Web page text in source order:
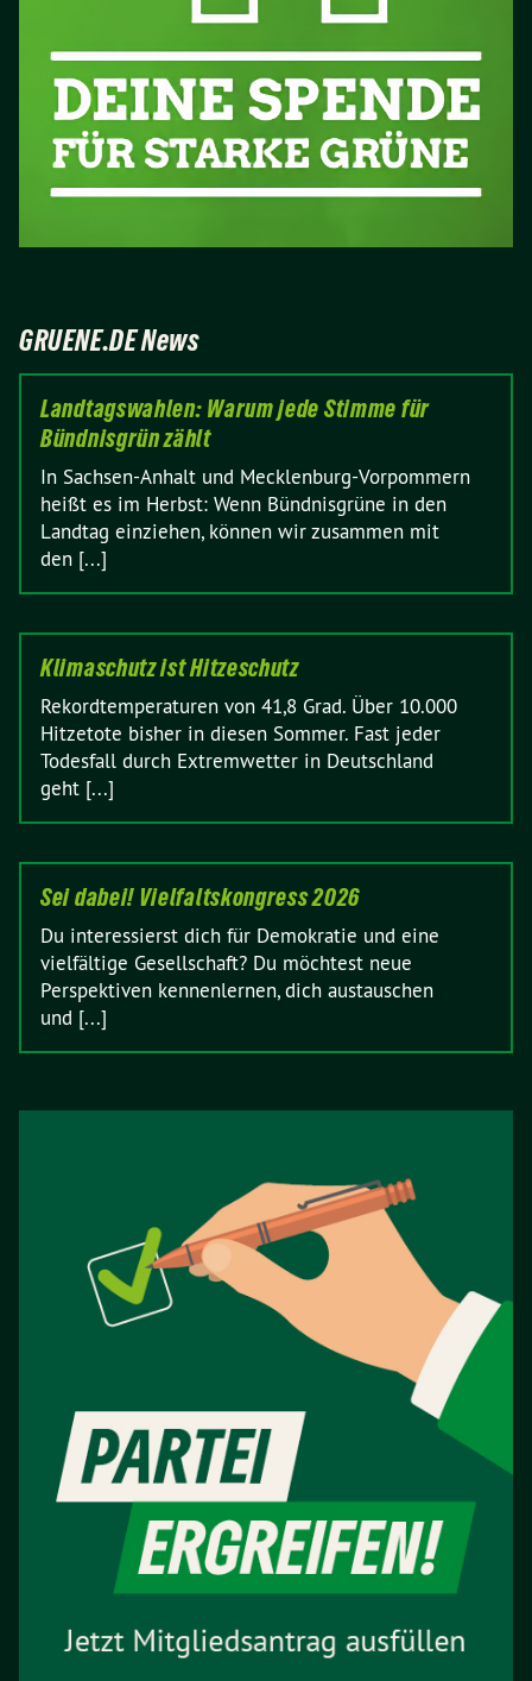
GRUENE.DE News
Landtagswahlen: Warum jede Stimme für
Bündnisgrün zählt
In Sachsen-Anhalt und Mecklenburg-Vorpommern
heißt es im Herbst: Wenn Bündnisgrüne in den
Landtag einziehen, können wir zusammen mit
den [...]
Klimaschutz ist Hitzeschutz
Rekordtemperaturen von 41,8 Grad. Über 10.000
Hitzetote bisher in diesen Sommer. Fast jeder
Todesfall durch Extremwetter in Deutschland
geht [...]
Sei dabei! Vielfaltskongress 2026
Du interessierst dich für Demokratie und eine
vielfältige Gesellschaft? Du möchtest neue
Perspektiven kennenlernen, dich austauschen
und [...]